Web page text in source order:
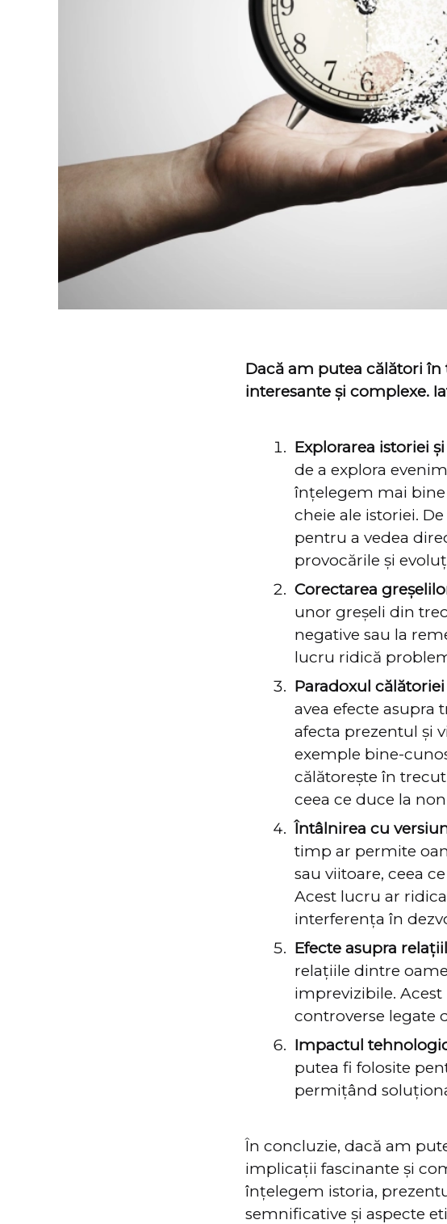
Dacă am putea călători
interesante și complexe.
Explorarea istoriei
de a explora
înțelegem mai
cheie ale istoriei.
pentru a vedea
provocările și
Corectarea
unor greșeli din
negative sau la
lucru ridică
Paradoxul
avea efecte
afecta prezentul și
exemple bine-
călătorește în
ceea ce duce la
Întâlnirea cu
timp ar permite
sau viitoare, ceea
Acest lucru ar
interferența în
Efecte asupra
relațiile dintre
imprevizibile.
controverse legate
Impactul
putea fi folosite
permițând
În concluzie, dacă am
implicații fascinante și
înțelegem istoria,
semnificative și aspecte